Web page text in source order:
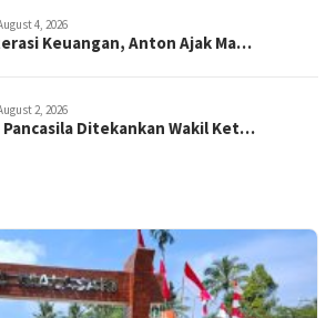
4, 2026
Keuangan, Anton Ajak Ma…
2, 2026
Ditekankan Wakil Ket…